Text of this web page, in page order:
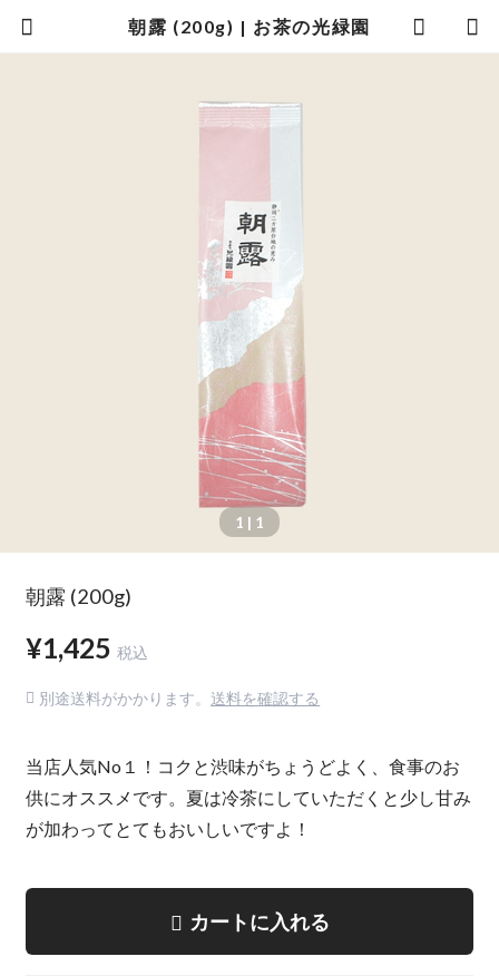
朝露 (200g) | お茶の光緑園
1 | 1
朝露 (200g)
¥1,425 税込
別途送料がかかります。 送料を確認する
当店人気No１！コクと渋味がちょうどよく、食事のお
供にオススメです。夏は冷茶にしていただくと少し甘み
が加わってとてもおいしいですよ！
カートに入れる